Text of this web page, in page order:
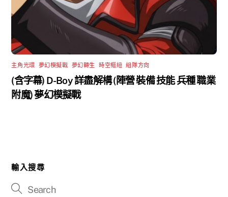
主角光環 夢幻模擬戰 夢幻轉生 時空樞紐 ,組隊方向
(含字幕) D-Boy 詳盡解構 (陣營 裝備 技能 兵種 職業
附魔) 夢幻模擬戰
輸入搜尋